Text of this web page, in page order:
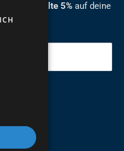
und erhalte 5% auf deine